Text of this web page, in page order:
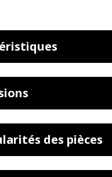
des pièces